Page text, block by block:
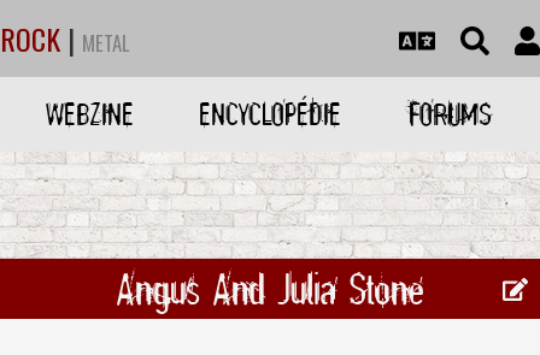
ROCK | METAL
WEBZINE ENCYCLOPÉDIE FORUMS
Angus And Julia Stone